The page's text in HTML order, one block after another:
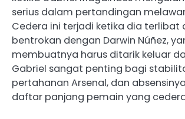
serius dalam pertandingan
Cedera ini terjadi ketika dia terlibat
bentrokan dengan Darwin Núñez,
membuatnya harus ditarik keluar
Gabriel sangat penting bagi
pertahanan Arsenal, dan
daftar panjang pemain yang